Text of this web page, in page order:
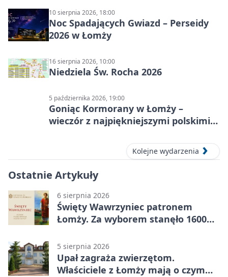
10 sierpnia 2026, 18:00
Noc Spadających Gwiazd – Perseidy
2026 w Łomży
16 sierpnia 2026, 10:00
Niedziela Św. Rocha 2026
5 października 2026, 19:00
Goniąc Kormorany w Łomży –
wieczór z najpiękniejszymi polskimi
Kolejne wydarzenia
Ostatnie Artykuły
6 sierpnia 2026
Święty Wawrzyniec patronem
Łomży. Za wyborem stanęło 1600
5 sierpnia 2026
Upał zagraża zwierzętom.
Właściciele z Łomży mają o czym